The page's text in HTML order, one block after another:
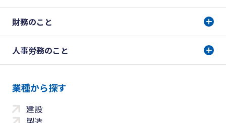
財務のこと
人事労務のこと
業種から探す
建設